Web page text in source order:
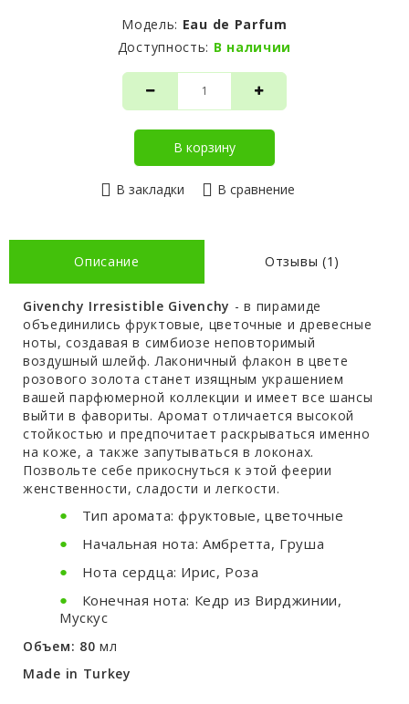
Модель: Eau de Parfum
Доступность: В наличии
В корзину
В закладки В сравнение
Описание Отзывы (1)
Givenchy Irresistible Givenchy - в пирамиде
объединились фруктовые, цветочные и древесные
ноты, создавая в симбиозе неповторимый
воздушный шлейф. Лаконичный флакон в цвете
розового золота станет изящным украшением
вашей парфюмерной коллекции и имеет все шансы
выйти в фавориты. Аромат отличается высокой
стойкостью и предпочитает раскрываться именно
на коже, а также запутываться в локонах.
Позвольте себе прикоснуться к этой феерии
женственности, сладости и легкости.
Тип аромата: фруктовые, цветочные
Начальная нота: Амбретта, Груша
Нота сердца: Ирис, Роза
Конечная нота: Кедр из Вирджинии,
Мускус
Объем: 80 мл
Made in Turkey